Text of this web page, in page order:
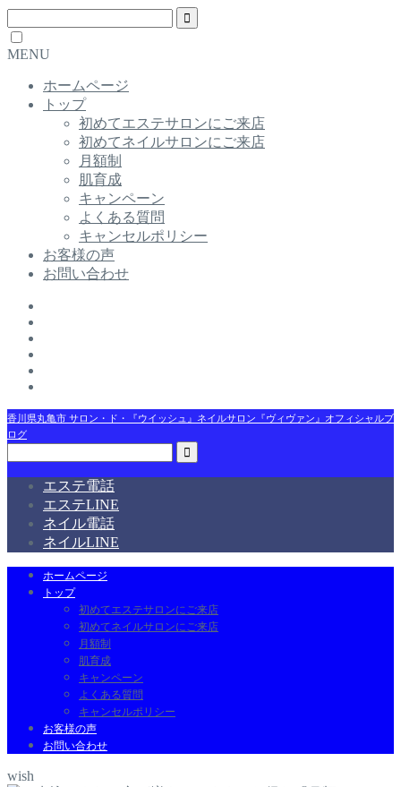
MENU
ホームページ
トップ
初めてエステサロンにご来店
初めてネイルサロンにご来店
月額制
肌育成
キャンペーン
よくある質問
キャンセルポリシー
お客様の声
お問い合わせ
香川県丸亀市 サロン・ド・『ウイッシュ』ネイルサロン『ヴィヴァン』オフィシャルブ
ログ
エステ電話
エステLINE
ネイル電話
ネイルLINE
ホームページ
トップ
初めてエステサロンにご来店
初めてネイルサロンにご来店
月額制
肌育成
キャンペーン
よくある質問
キャンセルポリシー
お客様の声
お問い合わせ
wish